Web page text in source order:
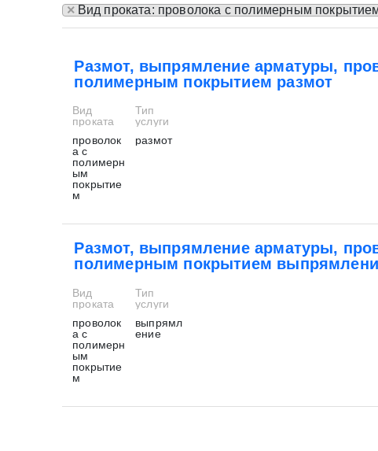
× Вид проката: проволока с полимерным
Размот, выпрямление арматуры,
полимерным покрытием размот
Вид
проката
проволок
а с
полимерн
ым
покрытие
м
Тип
услуги
размот
Размот, выпрямление арматуры,
полимерным покрытием
Вид
проката
проволок
а с
полимерн
ым
покрытие
м
Тип
услуги
выпрямл
ение
* - обязательные поля для заполнения